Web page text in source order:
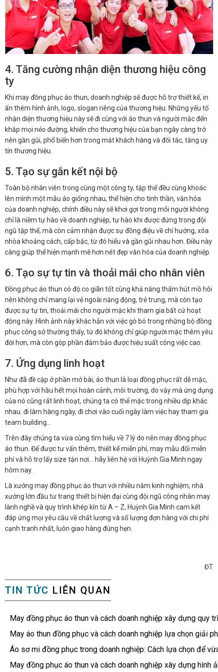
4. Tăng cường nhận diện thương hiệu công
ty
Khi may đồng phục áo thun, doanh nghiệp sẽ được hỗ trợ thiết kế, in
ấn thêm hình ảnh, logo, slogan riêng của thương hiệu. Những yếu tố
nhận diện thương hiệu này sẽ đi cùng với áo thun và người mặc đến
khắp mọi nẻo đường, khiến cho thương hiệu của bạn ngày càng trở
nên gần gũi, phổ biến hơn trong mắt khách hàng và đối tác, tăng uy
tín thương hiệu.
5. Tạo sự gắn kết nội bộ
Toàn bộ nhân viên trong cùng một công ty, tập thể đều cùng khoác
lên mình một mẫu áo giống nhau, thể hiện cho tinh thần, văn hóa
của doanh nghiệp, chính điều này sẽ khơi gợi trong mỗi người không
chỉ là niềm tự hào về doanh nghiệp, tự hào khi được đứng trong đội
ngũ tập thể, mà còn cảm nhận được sự đồng điệu về chí hướng, xóa
nhòa khoảng cách, cấp bậc, từ đó hiểu và gần gũi nhau hơn. Điều này
càng giúp thể hiện mạnh mẽ hơn nét đẹp văn hóa của doanh nghiệp.
6. Tạo sự tự tin và thoải mái cho nhân viên
Đồng phục áo thun có độ co giãn tốt cùng khả năng thấm hút mồ hôi
nên không chỉ mang lại vẻ ngoài năng động, trẻ trung, mà còn tạo
được sự tự tin, thoải mái cho người mặc khi tham gia bất cứ hoạt
động này. Hình ảnh này khác hẳn với việc gò bó trong những bộ đồng
phục công sở thường thấy, từ đó không chỉ giúp người mặc thêm yêu
đời hơn, mà còn góp phần đảm bảo được hiệu suất công việc cao.
7. Ứng dụng linh hoạt
Như đã đề cập ở phần mở bài, áo thun là loại đồng phục rất dễ mặc,
phù hợp với hầu hết mọi hoàn cảnh, môi trường, do vậy mà ứng dụng
của nó cũng rất linh hoạt, chúng ta có thể mặc trong nhiều dịp khác
nhau: đi làm hàng ngày, đi chơi vào cuối ngày làm việc hay tham gia
team building…
Trên đây chúng ta vừa cùng tìm hiểu về 7 lý do nên may đồng phục
áo thun. Để được tư vấn thêm, thiết kế miễn phí, may mẫu đối miễn
phí và hỗ trợ lấy size tận nơi… hãy liên hệ với Huỳnh Gia Minh ngay
hôm nay.
Là xưởng may đồng phục áo thun với nhiều năm kinh nghiệm, nhà
xưởng lớn đầu tư trang thiết bị hiện đại cùng đội ngũ công nhân may
lành nghề và quy trình khép kín từ A – Z, Huỳnh Gia Minh cam kết
đáp ứng mọi yêu cầu về chất lượng và số lượng đợn hàng với chi phí
cạnh tranh nhất, luôn giao hàng đúng hẹn.
ĐT
TIN TỨC LIÊN QUAN
May đồng phục áo thun và cách doanh nghiệp xây dựng quy
May áo thun đồng phục và cách doanh nghiệp lựa chọn giải
Áo sơ mi đồng phục trong doanh nghiệp: Cách lựa chọn để
May đồng phục áo thun và cách doanh nghiệp xây dựng hình